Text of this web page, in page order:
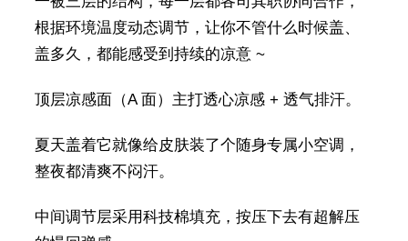
根据环境温度动态调节，让你不管什么时候盖、
盖多久，都能感受到持续的凉意 ~
顶层凉感面（A 面）主打透心凉感 + 透气排汗。
夏天盖着它就像给皮肤装了个随身专属小空调，
整夜都清爽不闷汗。
中间调节层采用科技棉填充，按压下去有超解压